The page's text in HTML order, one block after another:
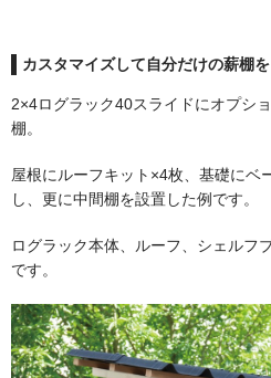
ツー
ハースラグ・
ログホ
フェ
カスタマイズして自分だけの薪棚を
2×4ログラック40スライドにオプシ
棚。
屋根にルーフキット×4枚、基礎にベ
し、更に中間棚を設置した例です。
ログラック本体、ルーフ、シェルフ
です。